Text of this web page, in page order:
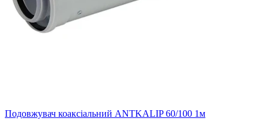
Подовжувач коаксіальний ANTKALIP 60/100 1м